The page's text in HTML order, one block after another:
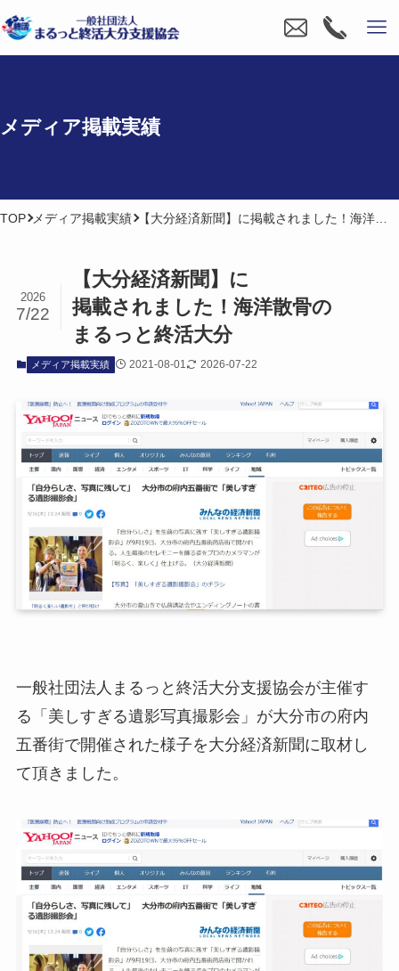
メディア掲載実績
TOP メディア掲載実績
【大分経済新聞】に​
掲載されました！​海洋散骨の​
まるっと​終活大分
2026
7/22
メディア掲載実績 2021-08-01 2026-07-22
一般社団法人まるっと終活大分支援協会が主催す
る「美しすぎる遺影写真撮影会」が大分市の府内
五番街で開催された様子を大分経済新聞に取材し
て頂きました。